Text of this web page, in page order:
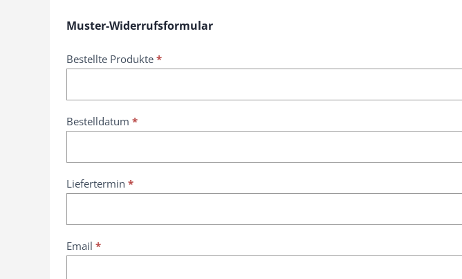
Muster-Widerrufsformular
W
i
e
r
r
f
s
f
r
m
u
Bestellte Produkte *
Bestelldatum *
Liefertermin *
Email *